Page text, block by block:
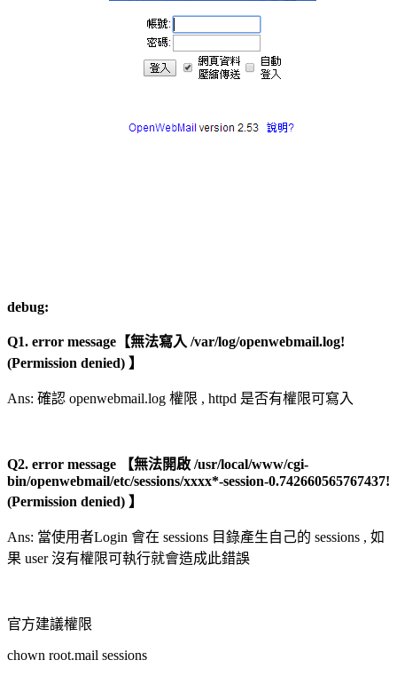
debug:
Q1. error message【無法寫入 /var/log/openwebmail.log!
(Permission denied) 】
Ans: 確認 openwebmail.log 權限 , httpd 是否有權限可寫入
Q2. error message 【無法開啟 /usr/local/www/cgi-
bin/openwebmail/etc/sessions/xxxx*-session-0.742660565767437!
(Permission denied) 】
Ans: 當使用者Login 會在 sessions 目錄產生自己的 sessions , 如
果 user 沒有權限可執行就會造成此錯誤
官方建議權限
chown root.mail sessions